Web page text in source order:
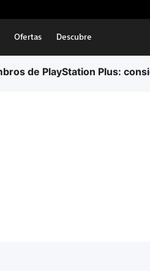
Ofertas Descubre